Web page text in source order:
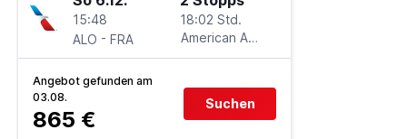
15:48
ALO - FRA
18:02 Std.
American Airlines
Angebot gefunden am
03.08.
865 €
Suchen